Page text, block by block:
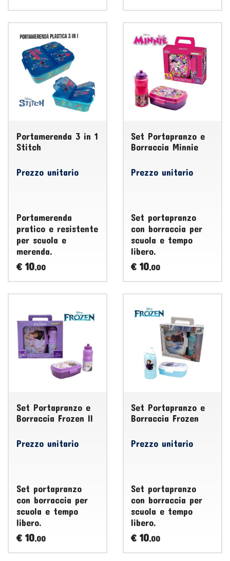
Portamerenda 3 in 1
Stitch
Prezzo unitario
Portamerenda
pratico e resistente
per scuola e
merenda.
€ 10,00
Set Portapranzo e
Borraccia Minnie
Prezzo unitario
Set portapranzo
con borraccia per
scuola e tempo
libero.
€ 10,00
Set Portapranzo e
Borraccia Frozen II
Prezzo unitario
Set portapranzo
con borraccia per
scuola e tempo
libero.
€ 10,00
Set Portapranzo e
Borraccia Frozen
Prezzo unitario
Set portapranzo
con borraccia per
scuola e tempo
libero.
€ 10,00